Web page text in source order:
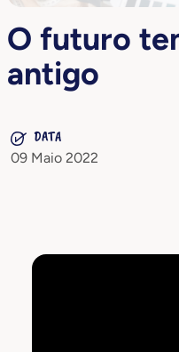
O futuro
antigo
DATA
09 Maio 2022